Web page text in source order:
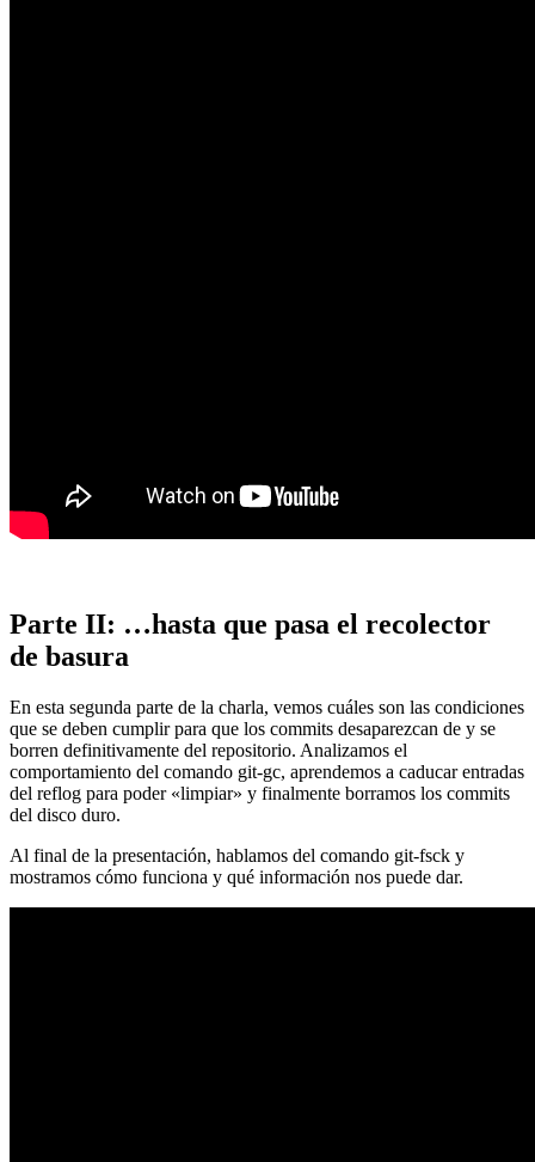
Parte II: …hasta que pasa el recolector
de basura
En esta segunda parte de la charla, vemos cuáles son las condiciones
que se deben cumplir para que los commits desaparezcan de y se
borren definitivamente del repositorio. Analizamos el
comportamiento del comando git-gc, aprendemos a caducar entradas
del reflog para poder «limpiar» y finalmente borramos los commits
del disco duro.
Al final de la presentación, hablamos del comando git-fsck y
mostramos cómo funciona y qué información nos puede dar.